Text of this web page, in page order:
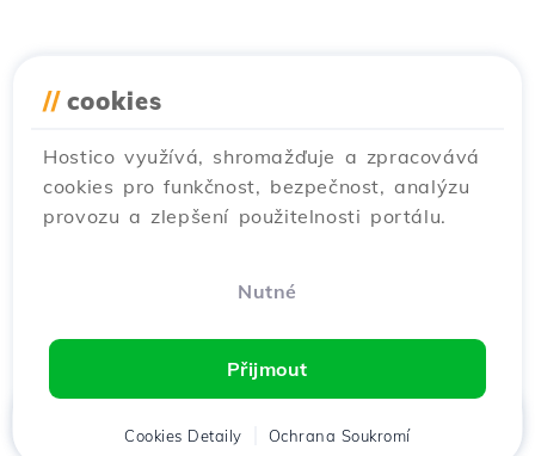
// cookies
Hostico využívá, shromažďuje a zpracovává
cookies pro funkčnost, bezpečnost, analýzu
provozu a zlepšení použitelnosti portálu.
Nutné
Přijmout
Cookies Detaily Ochrana Soukromí
Klient Košík Chat